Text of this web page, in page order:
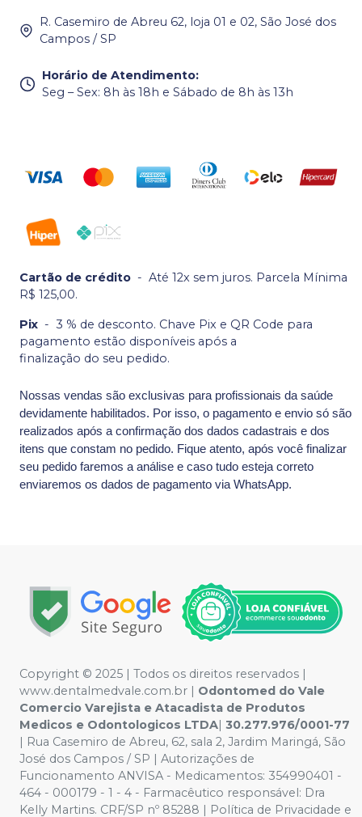
R. Casemiro de Abreu 62, loja 01 e 02, São José dos
Campos / SP
Horário de Atendimento:
Seg – Sex: 8h às 18h e Sábado de 8h às 13h
Cartão de crédito - Até 12x sem juros. Parcela Mínima
R$ 125,00.
Pix - 3 % de desconto. Chave Pix e QR Code para
pagamento estão disponíveis após a
finalização do seu pedido.
Nossas vendas são exclusivas para profissionais da saúde
devidamente habilitados. Por isso, o pagamento e envio só são
realizados após a confirmação dos dados cadastrais e dos
itens que constam no pedido. Fique atento, após você finalizar
seu pedido faremos a análise e caso tudo esteja correto
enviaremos os dados de pagamento via WhatsApp.
Copyright © 2025 | Todos os direitos reservados |
www.dentalmedvale.com.br | Odontomed do Vale
Comercio Varejista e Atacadista de Produtos
Medicos e Odontologicos LTDA| 30.277.976/0001-77
| Rua Casemiro de Abreu, 62, sala 2, Jardim Maringá, São
José dos Campos / SP | Autorizações de
Funcionamento ANVISA - Medicamentos: 354990401 -
464 - 000179 - 1 - 4 - Farmacêutico responsável: Dra
Kelly Martins. CRF/SP nº 85288 | Política de Privacidade e